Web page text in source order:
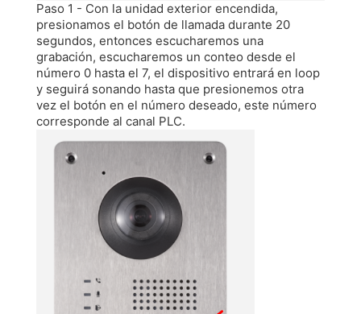
Paso 1 - Con la unidad exterior encendida,
presionamos el botón de llamada durante 20
segundos, entonces escucharemos una
grabación, escucharemos un conteo desde el
número 0 hasta el 7, el dispositivo entrará en loop
y seguirá sonando hasta que presionemos otra
vez el botón en el número deseado, este número
corresponde al canal PLC.